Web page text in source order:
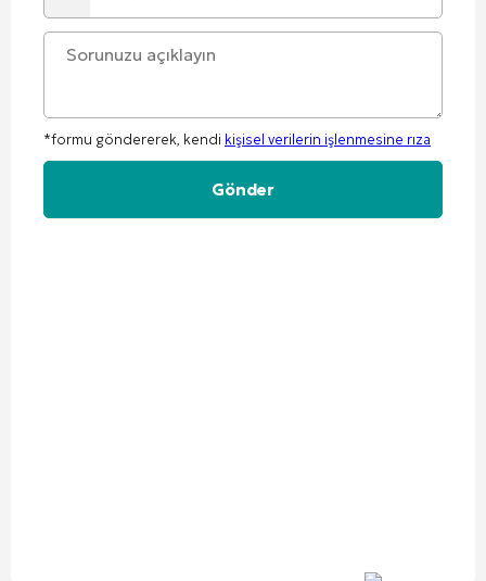
*formu göndererek, kendi kişisel verilerin işlenmesine rıza